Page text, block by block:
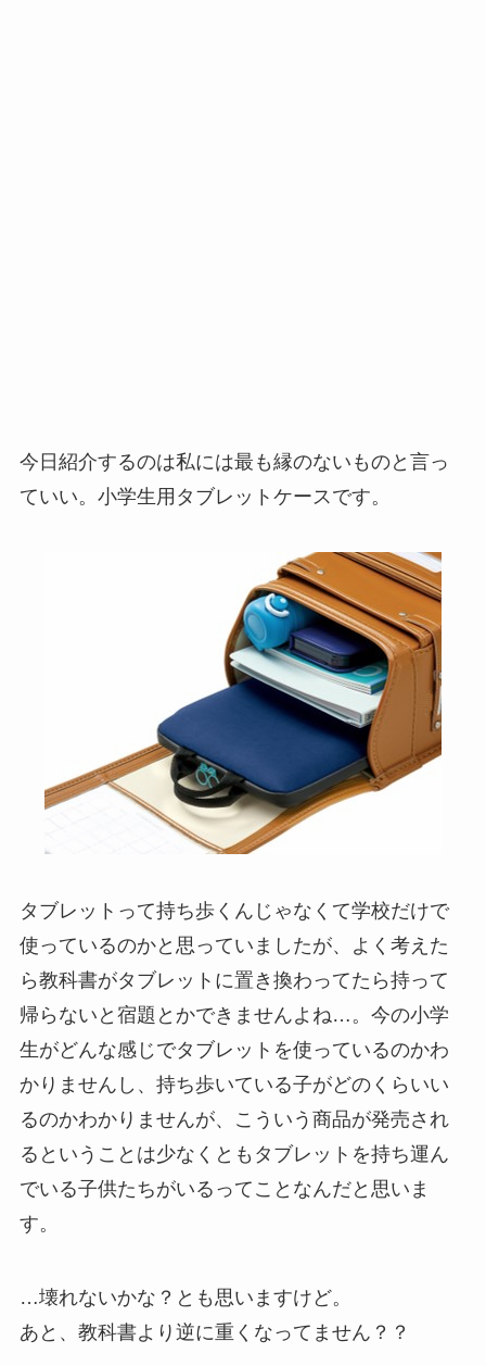
今日紹介するのは私には最も縁のないものと言っ
ていい。小学生用タブレットケースです。
タブレットって持ち歩くんじゃなくて学校だけで
使っているのかと思っていましたが、よく考えた
ら教科書がタブレットに置き換わってたら持って
帰らないと宿題とかできませんよね…。今の小学
生がどんな感じでタブレットを使っているのかわ
かりませんし、持ち歩いている子がどのくらいい
るのかわかりませんが、こういう商品が発売され
るということは少なくともタブレットを持ち運ん
でいる子供たちがいるってことなんだと思いま
す。
…壊れないかな？とも思いますけど。
あと、教科書より逆に重くなってません？？